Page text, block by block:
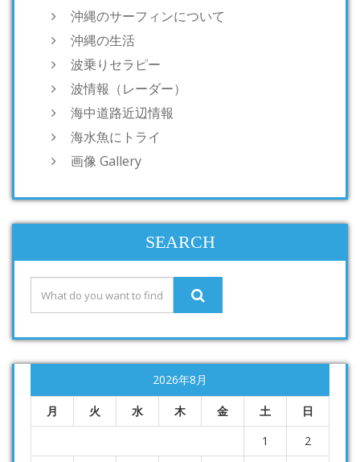
沖縄のサーフィンについて
沖縄の生活
波乗りセラピー
波情報（レーダー）
海中道路近辺情報
海水魚にトライ
画像 Gallery
SEARCH
2026年8月
月 火 水 木 金 土
日
1
2